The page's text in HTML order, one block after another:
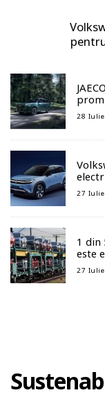
28 Iulie
27 Iulie
1 din
este
27 Iulie